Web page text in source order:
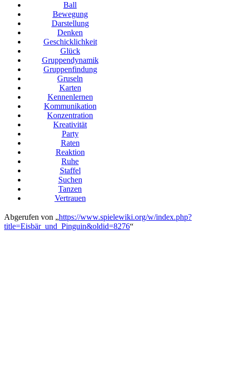
Ball
Bewegung
Darstellung
Denken
Geschicklichkeit
Glück
Gruppendynamik
Gruppenfindung
Gruseln
Karten
Kennenlernen
Kommunikation
Konzentration
Kreativität
Party
Raten
Reaktion
Ruhe
Staffel
Suchen
Tanzen
Vertrauen
Abgerufen von „https://www.spielewiki.org/w/index.php?
title=Eisbär_und_Pinguin&oldid=8276“